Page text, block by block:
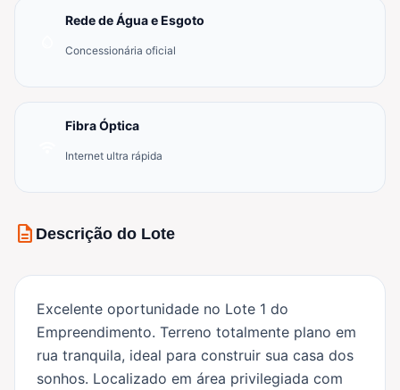
Rede de Água e Esgoto
Concessionária oficial
Fibra Óptica
Internet ultra rápida
description Descrição do Lote
Excelente oportunidade no Lote 1 do
Empreendimento. Terreno totalmente plano em
rua tranquila, ideal para construir sua casa dos
sonhos. Localizado em área privilegiada com